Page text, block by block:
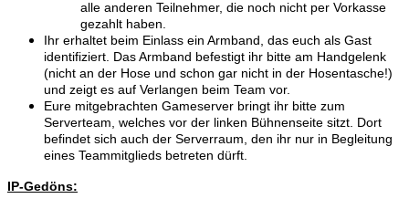
alle anderen Teilnehmer, die noch nicht per Vorkasse
gezahlt haben.
Ihr erhaltet beim Einlass ein Armband, das euch als Gast
identifiziert. Das Armband befestigt ihr bitte am Handgelenk
(nicht an der Hose und schon gar nicht in der Hosentasche!)
und zeigt es auf Verlangen beim Team vor.
Eure mitgebrachten Gameserver bringt ihr bitte zum
Serverteam, welches vor der linken Bühnenseite sitzt. Dort
befindet sich auch der Serverraum, den ihr nur in Begleitung
eines Teammitglieds betreten dürft.
IP-Gedöns: